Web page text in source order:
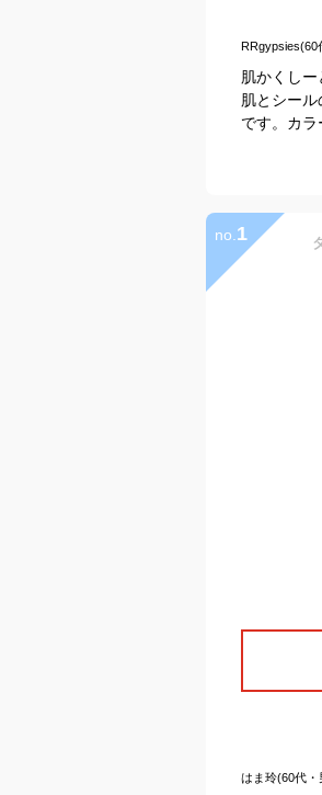
RRgypsies(60
肌かくし
肌とシー
です。カラ
no. 1
はま玲(60代・